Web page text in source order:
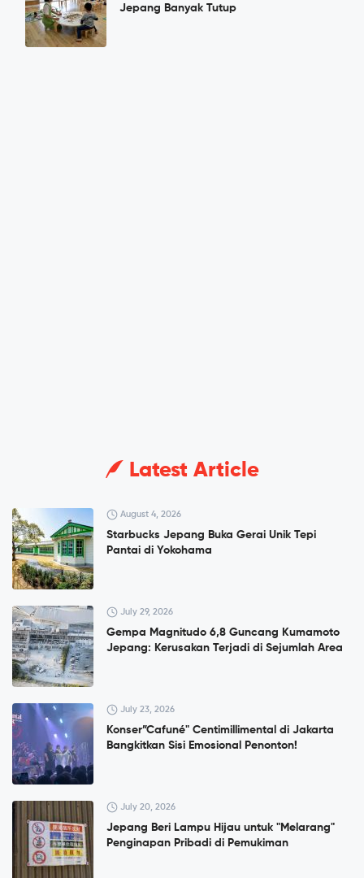
Jepang Banyak Tutup
Latest Article
August 4, 2026
Starbucks Jepang Buka Gerai Unik Tepi
Pantai di Yokohama
July 29, 2026
Gempa Magnitudo 6,8 Guncang Kumamoto
Jepang: Kerusakan Terjadi di Sejumlah Area
July 23, 2026
Konser”Cafuné" Centimillimental di Jakarta
Bangkitkan Sisi Emosional Penonton!
July 20, 2026
Jepang Beri Lampu Hijau untuk "Melarang"
Penginapan Pribadi di Pemukiman